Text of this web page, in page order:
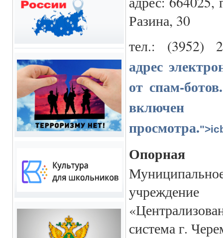
Разина, 30
тел.: (3952)
адрес
от спам-
включен
просмотра.">
система г.